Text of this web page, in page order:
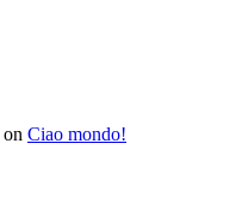
on Ciao mondo!